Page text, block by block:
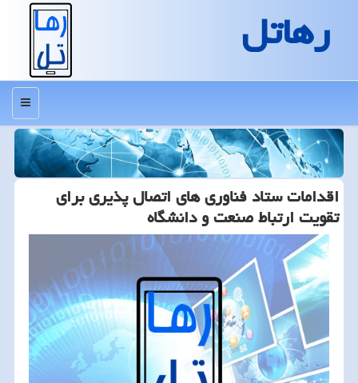
رهاتل
منو
اقدامات ستاد فناوری های اتصال پذیری برای
تقویت ارتباط صنعت و دانشگاه